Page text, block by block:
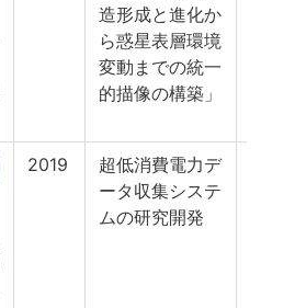
造形成と進化か
ら惑星表層環境
変動までの統一
的描像の構築」
2019
超低消費電力デ
ータ収集システ
ムの研究開発